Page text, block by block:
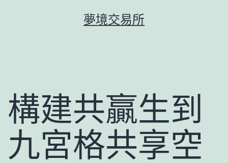
夢境交易所
構建共贏生到
九宮格共享空